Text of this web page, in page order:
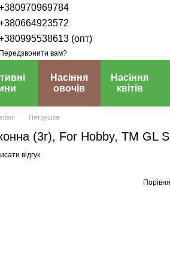
(опт)
Передзвонити вам?
Насіння
овочів
Насіння
квітів
Петрушка
(3г), For Hobby, TM GL
відгук